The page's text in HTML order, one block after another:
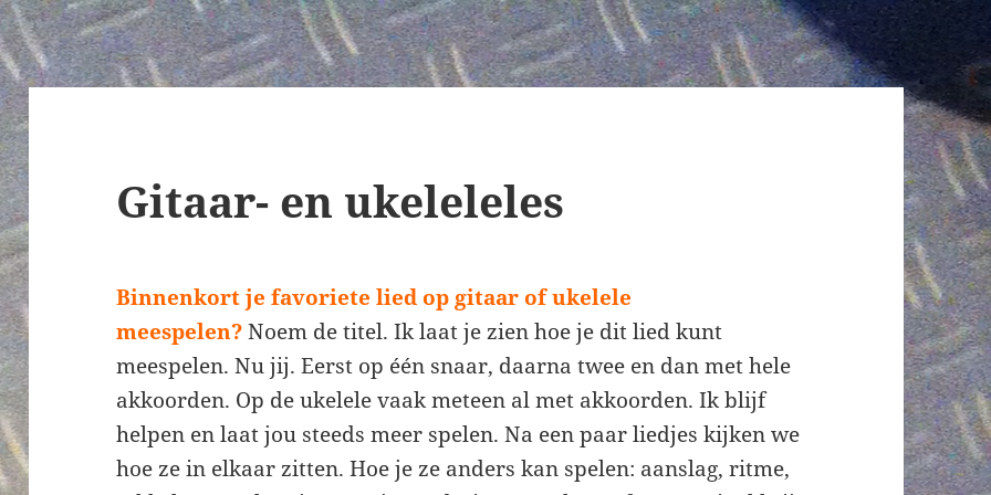
Gitaar- en ukeleleles
Binnenkort je favoriete lied op gitaar of ukelele
meespelen?Noem de titel. Ik laat je zien hoe je dit lied kunt
meespelen. Nu jij. Eerst op één snaar, daarna twee en dan met hele
akkoorden. Op de ukelele vaak meteen al met akkoorden. Ik blijf
helpen en laat jou steeds meer spelen. Na een paar liedjes kijken we
hoe ze in elkaar zitten. Hoe je ze anders kan spelen: aanslag, ritme,